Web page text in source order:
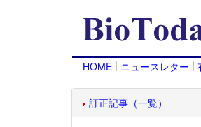
HOME | ニュースレター |
訂正記事（一覧）